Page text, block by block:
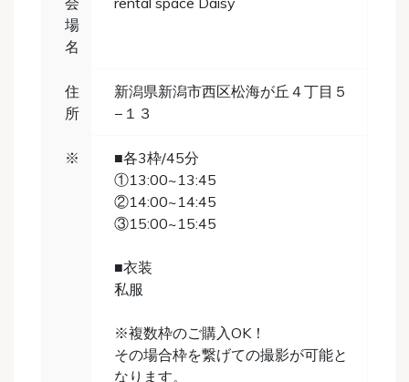
場
名
住
所
新潟県新潟市西区松海が丘４丁目５
−１３
※
■各3枠/45分
①13:00~13:45
②14:00~14:45
③15:00~15:45
■衣装
私服
※複数枠のご購入OK！
その場合枠を繋げての撮影が可能と
なります。